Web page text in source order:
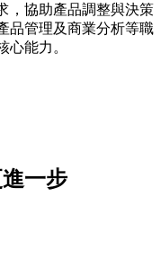
，協助產品調整與決策
品管理及商業分析等職
心能力。
一步